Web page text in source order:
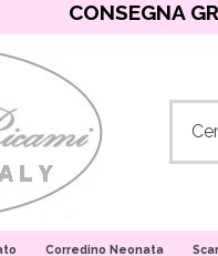
CONSEGNA
Corredino Neonata